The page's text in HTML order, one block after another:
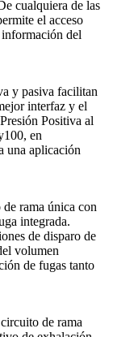
cualquiera de las
el acceso
del
y pasiva facilitan
interfaz y el
Positiva al
en
una aplicación
rama única con
integrada.
de disparo de
volumen
de fugas tanto
de rama